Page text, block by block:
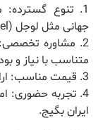
1. تنوع گسترده:
جهانی مثل لوجل (lojel) .
2. مشاوره
متناسب با نیاز و
3. قیمت مناسب: ارائه بهترین قیمت‌ها در مقایسه با بازار.
4. تجربه حضوری:
ایران بگیج.